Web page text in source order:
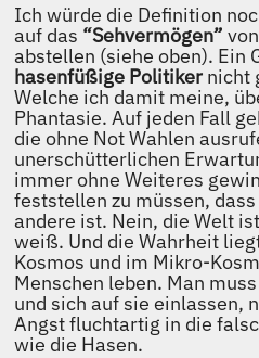
Ich würde die Definition
auf das “Sehvermögen”
abstellen (siehe oben). Ein
hasenfüßige Politiker nicht
Welche ich damit meine,
Phantasie. Auf jeden Fall
die ohne Not Wahlen
unerschütterlichen
immer ohne Weiteres
feststellen zu müssen,
andere ist. Nein, die Welt
weiß. Und die Wahrheit
Kosmos und im Mikro-
Menschen leben. Man
und sich auf sie einlassen,
Angst fluchtartig in die
wie die Hasen.